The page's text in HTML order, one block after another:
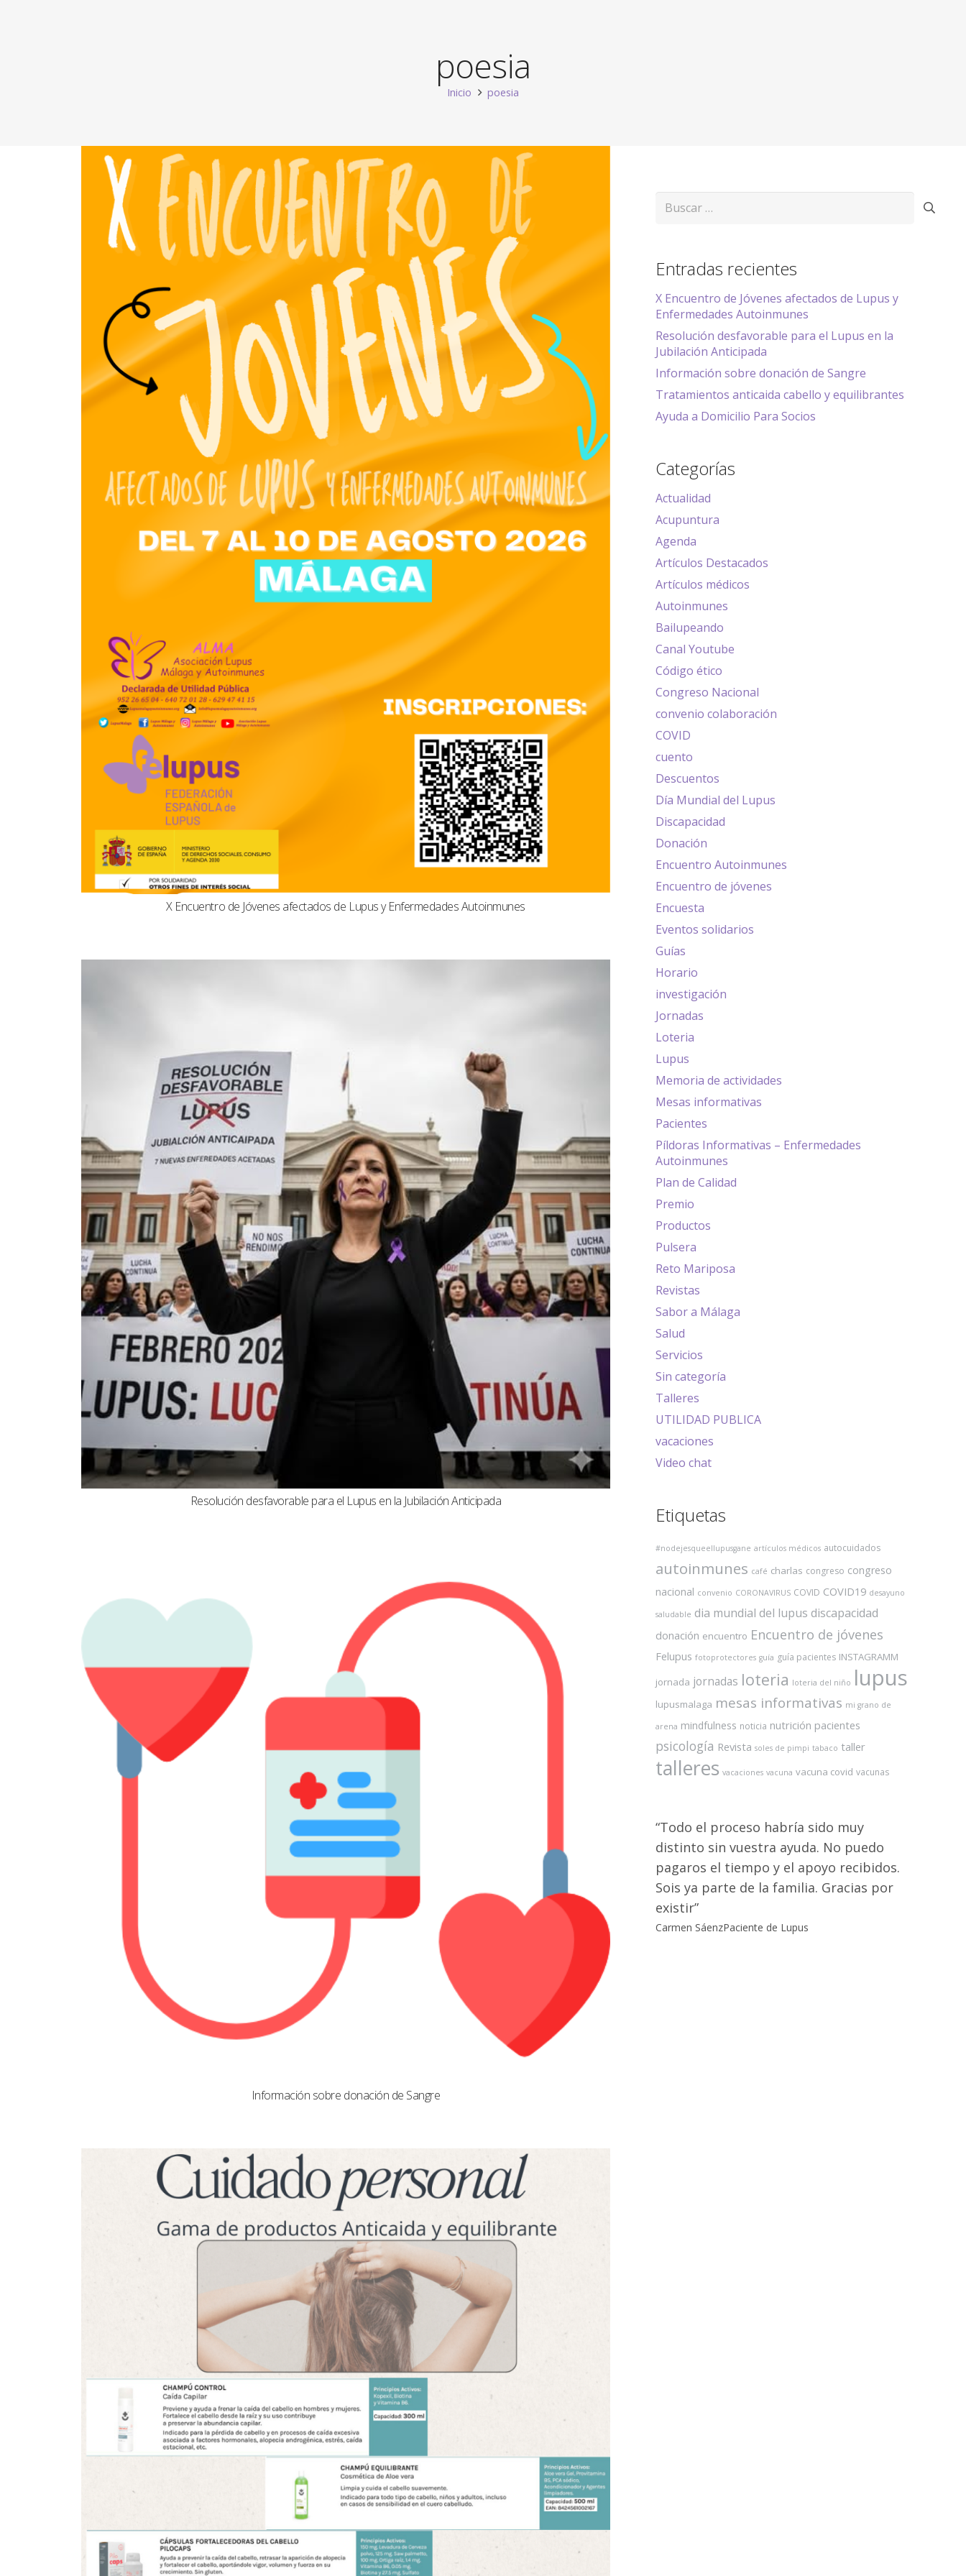
poesia
Inicio poesia
X Encuentro de Jóvenes afectados de Lupus y Enfermedades Autoinmunes
Resolución desfavorable para el Lupus en la Jubilación Anticipada
Información sobre donación de Sangre
Buscar:
Entradas recientes
X Encuentro de Jóvenes afectados de Lupus y
Enfermedades Autoinmunes
Resolución desfavorable para el Lupus en la
Jubilación Anticipada
Información sobre donación de Sangre
Tratamientos anticaida cabello y equilibrantes
Ayuda a Domicilio Para Socios
Categorías
Actualidad
Acupuntura
Agenda
Artículos Destacados
Artículos médicos
Autoinmunes
Bailupeando
Canal Youtube
Código ético
Congreso Nacional
convenio colaboración
COVID
cuento
Descuentos
Día Mundial del Lupus
Discapacidad
Donación
Encuentro Autoinmunes
Encuentro de jóvenes
Encuesta
Eventos solidarios
Guías
Horario
investigación
Jornadas
Loteria
Lupus
Memoria de actividades
Mesas informativas
Pacientes
Píldoras Informativas – Enfermedades
Autoinmunes
Plan de Calidad
Premio
Productos
Pulsera
Reto Mariposa
Revistas
Sabor a Málaga
Salud
Servicios
Sin categoría
Talleres
UTILIDAD PUBLICA
vacaciones
Video chat
Etiquetas
#nodejesqueellupusgane artículos médicos autocuidados
autoinmunes café charlas congreso congreso
nacional convenio CORONAVIRUS COVID COVID19 desayuno
saludable dia mundial del lupus discapacidad
donación encuentro Encuentro de jóvenes
Felupus fotoprotectores guía guía pacientes INSTAGRAMM
jornada jornadas loteria loteria del niño lupus
lupusmalaga mesas informativas mi grano de
arena mindfulness noticia nutrición pacientes
psicología Revista soles de pimpi tabaco taller
talleres vacaciones vacuna vacuna covid vacunas
Todo el proceso habría sido muy
distinto sin vuestra ayuda. No puedo
pagaros el tiempo y el apoyo recibidos.
Sois ya parte de la familia. Gracias por
existir
Carmen SáenzPaciente de Lupus